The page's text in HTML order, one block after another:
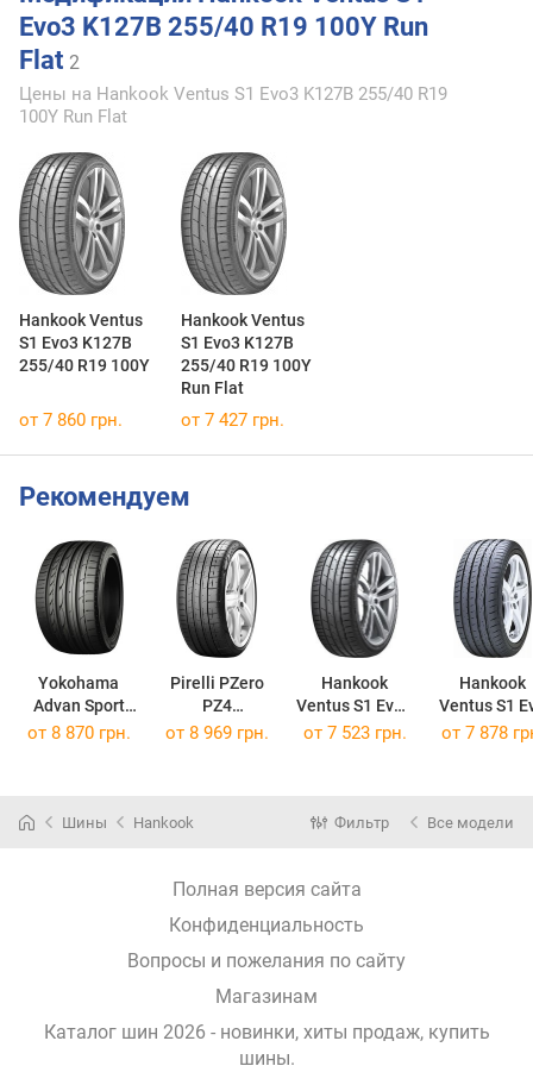
Evo3 K127B 255/40 R19 100Y Run
Flat 2
Цены на Hankook Ventus S1 Evo3 K127B 255/40 R19
100Y Run Flat
Hankook Ventus
S1 Evo3 K127B
255/40 R19 100Y
Hankook Ventus
S1 Evo3 K127B
255/40 R19 100Y
Run Flat
от 7 860 грн. от 7 427 грн.
Рекомендуем
Yokohama
Advan Sport
V103
Pirelli PZero
PZ4
255/40 R19 100Y Run Flat BMW/Mini
Hankook
Ventus S1 Evo3
K127
Hankook
Ventus S1
K107
от 8 870 грн. от 8 969 грн. от 7 523 грн. от 7 878
Шины Hankook Фильтр Все модели
Полная версия сайта
Конфиденциальность
Вопросы и пожелания по сайту
Магазинам
Каталог шин 2026 - новинки, хиты продаж, купить
шины.